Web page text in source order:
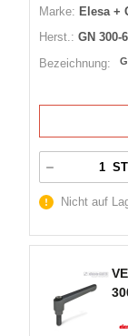
Marke: Elesa +
Herst.: GN 300-
Bezeichnung:
Nicht auf